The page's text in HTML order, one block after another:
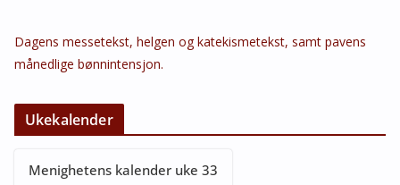
Dagens messetekst, helgen og katekismetekst, samt pavens
månedlige bønnintensjon.
Ukekalender
Menighetens kalender uke 33